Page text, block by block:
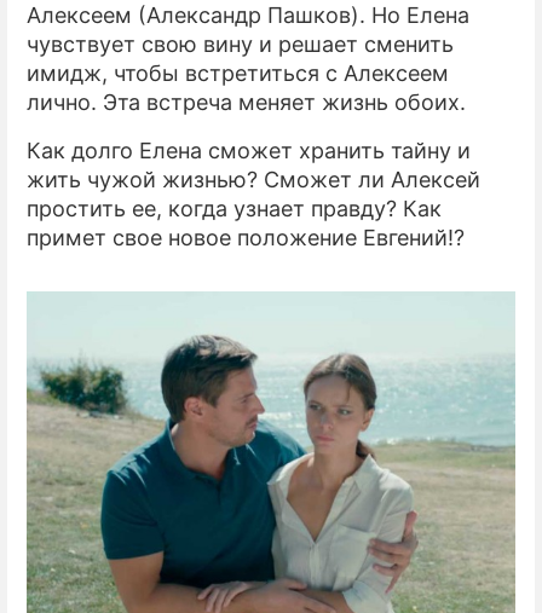
Алексеем (Александр Пашков). Но Елена
чувствует свою вину и решает сменить
имидж, чтобы встретиться с Алексеем
лично. Эта встреча меняет жизнь обоих.
Как долго Елена сможет хранить тайну и
жить чужой жизнью? Сможет ли Алексей
простить ее, когда узнает правду? Как
примет свое новое положение Евгений!?